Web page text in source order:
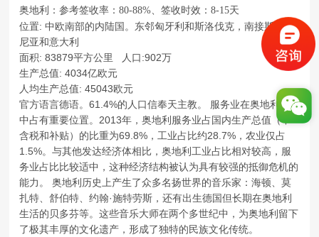
奥地利：参考签收率：80-88%、签收时效：8-15天
位置: 中欧南部的内陆国。东邻匈牙利和斯洛伐克，南接斯洛文
尼亚和意大利
面积: 83879平方公里
人口:902万
生产总值: 4034亿欧元
人均生产总值: 45043欧元
官方语言德语。61.4%的人口信奉天主教。 服务业在奥地利经济
中占有重要位置。2013年，奥地利服务业占国内生产总值（不
含税和补贴）的比重为69.8%，工业占比约28.7%，农业仅占
1.5%。与其他发达经济体相比，奥地利工业占比相对较高，服
务业占比比较适中，这种经济结构被认为具有较强的抵御危机的
能力。 奥地利历史上产生了众多名扬世界的音乐家：海顿、莫
扎特、舒伯特、约翰·施特劳斯，还有出生德国但长期在奥地利
生活的贝多芬等。这些音乐大师在两个多世纪中，为奥地利留下
了极其丰厚的文化遗产，形成了独特的民族文化传统。